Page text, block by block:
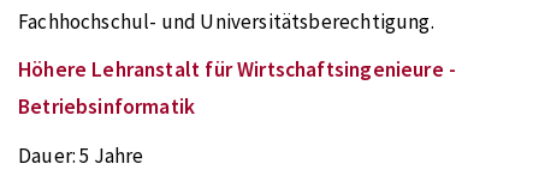
Fachhochschul- und Universitätsberechtigung.
Höhere Lehranstalt für Wirtschaftsingenieure -
Betriebsinformatik
Dauer:5 Jahre